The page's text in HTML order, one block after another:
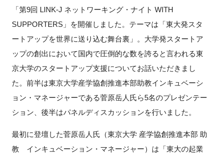
新規登録
イベント
プログラム
ニュース・掲示板
「第9回 LINK-J ネットワーキング・ナイト WITH
SUPPORTERS」を開催しました。テーマは「東大発スタ
ートアップを世界に送り込む舞台裏」。大学発スタートア
ップの創出において国内で圧倒的な数を誇ると言われる東
京大学のスタートアップ支援についてお話いただきまし
た。前半は東京大学産学協創推進本部助教インキュベーシ
ョン・マネージャーである菅原岳人氏ら5名のプレゼンテー
ション、後半はパネルディスカッションを行いました。
最初に登壇した菅原岳人氏（東京大学 産学協創推進本部 助
教 インキュベーション・マネージャー）は「東大の起業